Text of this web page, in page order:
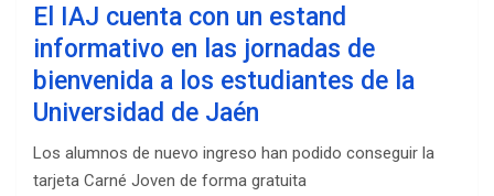
El IAJ cuenta con un estand
informativo en las jornadas de
bienvenida a los estudiantes de la
Universidad de Jaén
Los alumnos de nuevo ingreso han podido conseguir la
tarjeta Carné Joven de forma gratuita